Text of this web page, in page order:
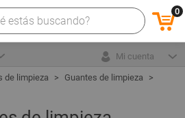
0
Mi cuenta
de limpieza
Guantes de limpieza